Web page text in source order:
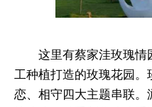
这里有蔡家洼玫瑰情
工种植打造的玫瑰花园。
恋、相守四大主题串联